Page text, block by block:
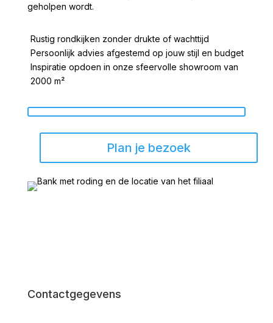
geholpen wordt.
Rustig rondkijken zonder drukte of wachttijd
Persoonlijk advies afgestemd op jouw stijl en budget
Inspiratie opdoen in onze sfeervolle showroom van
2000 m²
Plan je bezoek
Contactgegevens